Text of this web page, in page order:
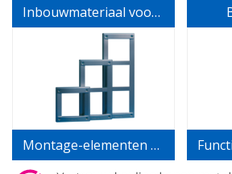
Inbouwmateriaal voor belinstallatie
Montage-elementen voor deurstation